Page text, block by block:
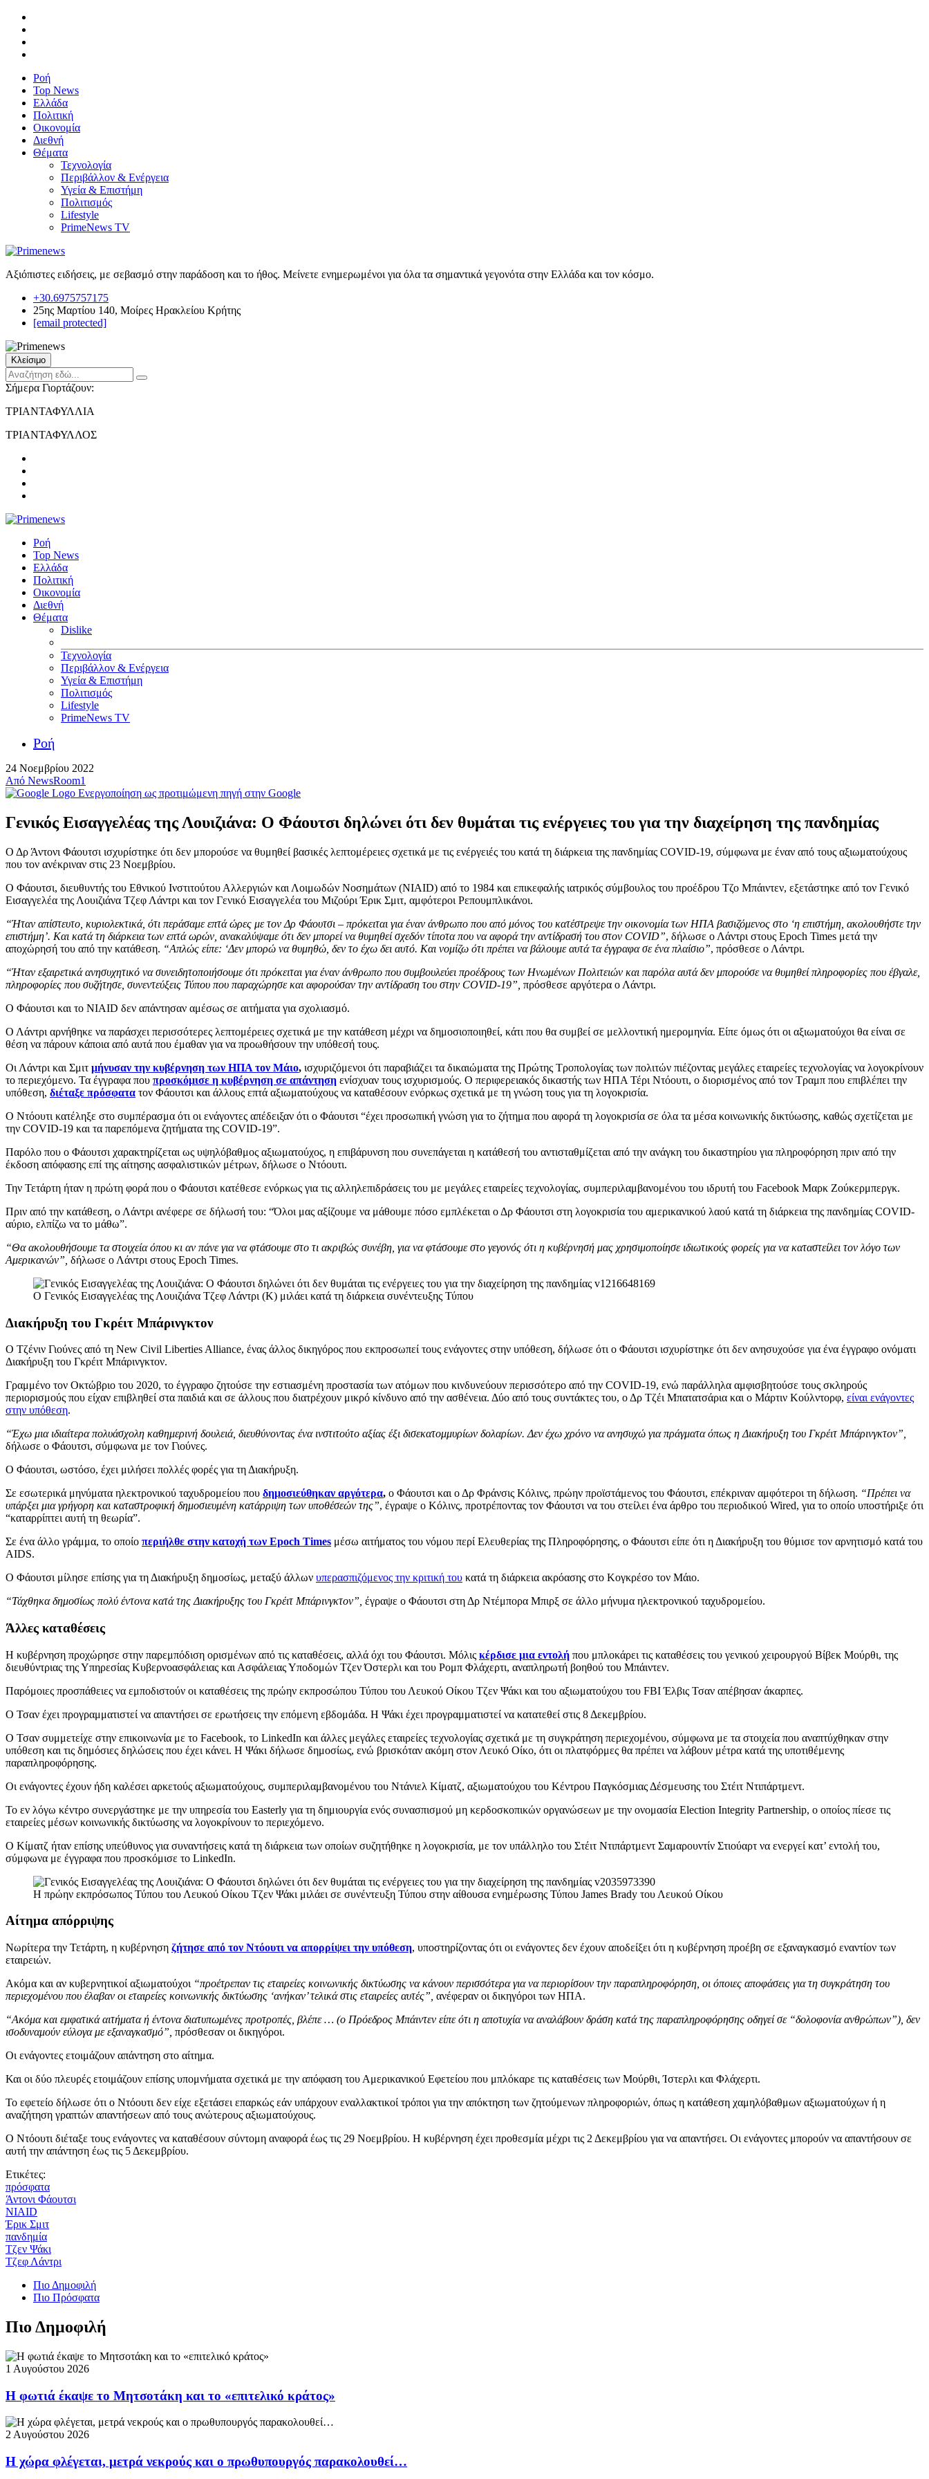
Ροή
Top News
Ελλάδα
Πολιτική
Οικονομία
Διεθνή
Θέματα
Τεχνολογία
Περιβάλλον & Ενέργεια
Υγεία & Επιστήμη
Πολιτισμός
Lifestyle
PrimeNews TV
Αξιόπιστες ειδήσεις, με σεβασμό στην παράδοση και το ήθος. Μείνετε ενημερωμένοι για όλα τα σημαντικά γεγονότα στην Ελλάδα και τον κόσμο.
+30.6975757175
25ης Μαρτίου 140, Μοίρες Ηρακλείου Κρήτης
[email protected]
Κλείσιμο
Σήμερα Γιορτάζουν:
ΤΡΙΑΝΤΑΦΥΛΛΙΑ
ΤΡΙΑΝΤΑΦΥΛΛΟΣ
Ροή
Top News
Ελλάδα
Πολιτική
Οικονομία
Διεθνή
Θέματα
Dislike
Τεχνολογία
Περιβάλλον & Ενέργεια
Υγεία & Επιστήμη
Πολιτισμός
Lifestyle
PrimeNews TV
Ροή
24 Νοεμβρίου 2022
Από NewsRoom1
Ενεργοποίηση ως προτιμώμενη πηγή στην Google
Γενικός Εισαγγελέας της Λουιζιάνα: Ο Φάουτσι δηλώνει ότι δεν θυμάται τις ενέργειες του για την διαχείρηση της πανδημίας
Ο Δρ Άντονι Φάουτσι ισχυρίστηκε ότι δεν μπορούσε να θυμηθεί βασικές λεπτομέρειες σχετικά με τις ενέργειές του κατά τη διάρκεια της πανδημίας COVID-19, σύμφωνα με έναν από τους αξιωματούχους
που τον ανέκριναν στις 23 Νοεμβρίου.
Ο Φάουτσι, διευθυντής του Εθνικού Ινστιτούτου Αλλεργιών και Λοιμωδών Νοσημάτων (NIAID) από το 1984 και επικεφαλής ιατρικός σύμβουλος του προέδρου Τζο Μπάιντεν, εξετάστηκε από τον Γενικό
Εισαγγελέα της Λουιζιάνα Τζεφ Λάντρι και τον Γενικό Εισαγγελέα του Μιζούρι Έρικ Σμιτ, αμφότεροι Ρεπουμπλικάνοι.
“Ήταν απίστευτο, κυριολεκτικά, ότι περάσαμε επτά ώρες με τον Δρ Φάουτσι – πρόκειται για έναν άνθρωπο που από μόνος του κατέστρεψε την οικονομία των ΗΠΑ βασιζόμενος στο ‘η επιστήμη, ακολουθήστε την
επιστήμη’. Και κατά τη διάρκεια των επτά ωρών, ανακαλύψαμε ότι δεν μπορεί να θυμηθεί σχεδόν τίποτα που να αφορά την αντίδρασή του στον COVID”, δήλωσε ο Λάντρι στους Epoch Times μετά την
αποχώρησή του από την κατάθεση. “Απλώς είπε: ‘Δεν μπορώ να θυμηθώ, δεν το έχω δει αυτό. Και νομίζω ότι πρέπει να βάλουμε αυτά τα έγγραφα σε ένα πλαίσιο”, πρόσθεσε ο Λάντρι.
“Ήταν εξαιρετικά ανησυχητικό να συνειδητοποιήσουμε ότι πρόκειται για έναν άνθρωπο που συμβουλεύει προέδρους των Ηνωμένων Πολιτειών και παρόλα αυτά δεν μπορούσε να θυμηθεί πληροφορίες που έβγαλε,
πληροφορίες που συζήτησε, συνεντεύξεις Τύπου που παραχώρησε και αφορούσαν την αντίδραση του στην COVID-19”, πρόσθεσε αργότερα ο Λάντρι.
Ο Φάουτσι και το NIAID δεν απάντησαν αμέσως σε αιτήματα για σχολιασμό.
Ο Λάντρι αρνήθηκε να παράσχει περισσότερες λεπτομέρειες σχετικά με την κατάθεση μέχρι να δημοσιοποιηθεί, κάτι που θα συμβεί σε μελλοντική ημερομηνία. Είπε όμως ότι οι αξιωματούχοι θα είναι σε
θέση να πάρουν κάποια από αυτά που έμαθαν για να προωθήσουν την υπόθεσή τους.
Οι Λάντρι και Σμιτ μήνυσαν την κυβέρνηση των ΗΠΑ τον Μάιο, ισχυριζόμενοι ότι παραβιάζει τα δικαιώματα της Πρώτης Τροπολογίας των πολιτών πιέζοντας μεγάλες εταιρείες τεχνολογίας να λογοκρίνουν
το περιεχόμενο. Τα έγγραφα που προσκόμισε η κυβέρνηση σε απάντηση ενίσχυαν τους ισχυρισμούς. Ο περιφερειακός δικαστής των ΗΠΑ Τέρι Ντόουτι, ο διορισμένος από τον Τραμπ που επιβλέπει την
υπόθεση, διέταξε πρόσφατα τον Φάουτσι και άλλους επτά αξιωματούχους να καταθέσουν ενόρκως σχετικά με τη γνώση τους για τη λογοκρισία.
Ο Ντόουτι κατέληξε στο συμπέρασμα ότι οι ενάγοντες απέδειξαν ότι ο Φάουτσι “έχει προσωπική γνώση για το ζήτημα που αφορά τη λογοκρισία σε όλα τα μέσα κοινωνικής δικτύωσης, καθώς σχετίζεται με
την COVID-19 και τα παρεπόμενα ζητήματα της COVID-19”.
Παρόλο που ο Φάουτσι χαρακτηρίζεται ως υψηλόβαθμος αξιωματούχος, η επιβάρυνση που συνεπάγεται η κατάθεσή του αντισταθμίζεται από την ανάγκη του δικαστηρίου για πληροφόρηση πριν από την
έκδοση απόφασης επί της αίτησης ασφαλιστικών μέτρων, δήλωσε ο Ντόουτι.
Την Τετάρτη ήταν η πρώτη φορά που ο Φάουτσι κατέθεσε ενόρκως για τις αλληλεπιδράσεις του με μεγάλες εταιρείες τεχνολογίας, συμπεριλαμβανομένου του ιδρυτή του Facebook Μαρκ Ζούκερμπεργκ.
Πριν από την κατάθεση, ο Λάντρι ανέφερε σε δήλωσή του: “Όλοι μας αξίζουμε να μάθουμε πόσο εμπλέκεται ο Δρ Φάουτσι στη λογοκρισία του αμερικανικού λαού κατά τη διάρκεια της πανδημίας COVID-
αύριο, ελπίζω να το μάθω”.
“Θα ακολουθήσουμε τα στοιχεία όπου κι αν πάνε για να φτάσουμε στο τι ακριβώς συνέβη, για να φτάσουμε στο γεγονός ότι η κυβέρνησή μας χρησιμοποίησε ιδιωτικούς φορείς για να καταστείλει τον λόγο των
Αμερικανών”, δήλωσε ο Λάντρι στους Epoch Times.
Ο Γενικός Εισαγγελέας της Λουιζιάνα Τζεφ Λάντρι (Κ) μιλάει κατά τη διάρκεια συνέντευξης Τύπου
Διακήρυξη του Γκρέιτ Μπάρινγκτον
Ο Τζένιν Γιούνες από τη New Civil Liberties Alliance, ένας άλλος δικηγόρος που εκπροσωπεί τους ενάγοντες στην υπόθεση, δήλωσε ότι ο Φάουτσι ισχυρίστηκε ότι δεν ανησυχούσε για ένα έγγραφο ονόματι
Διακήρυξη του Γκρέιτ Μπάρινγκτον.
Γραμμένο τον Οκτώβριο του 2020, το έγγραφο ζητούσε την εστιασμένη προστασία των ατόμων που κινδυνεύουν περισσότερο από την COVID-19, ενώ παράλληλα αμφισβητούσε τους σκληρούς
περιορισμούς που είχαν επιβληθεί στα παιδιά και σε άλλους που διατρέχουν μικρό κίνδυνο από την ασθένεια. Δύο από τους συντάκτες του, ο Δρ Τζέι Μπατατσάρια και ο Μάρτιν Κούλντορφ, είναι ενάγοντες
στην υπόθεση.
“Έχω μια ιδιαίτερα πολυάσχολη καθημερινή δουλειά, διευθύνοντας ένα ινστιτούτο αξίας έξι δισεκατομμυρίων δολαρίων. Δεν έχω χρόνο να ανησυχώ για πράγματα όπως η Διακήρυξη του Γκρέιτ Μπάρινγκτον”,
δήλωσε ο Φάουτσι, σύμφωνα με τον Γιούνες.
Ο Φάουτσι, ωστόσο, έχει μιλήσει πολλές φορές για τη Διακήρυξη.
Σε εσωτερικά μηνύματα ηλεκτρονικού ταχυδρομείου που δημοσιεύθηκαν αργότερα, ο Φάουτσι και ο Δρ Φράνσις Κόλινς, πρώην προϊστάμενος του Φάουτσι, επέκριναν αμφότεροι τη δήλωση. “Πρέπει να
υπάρξει μια γρήγορη και καταστροφική δημοσιευμένη κατάρριψη των υποθέσεών της”, έγραψε ο Κόλινς, προτρέποντας τον Φάουτσι να του στείλει ένα άρθρο του περιοδικού Wired, για το οποίο υποστήριξε ότι
“καταρρίπτει αυτή τη θεωρία”.
Σε ένα άλλο γράμμα, το οποίο περιήλθε στην κατοχή των Epoch Times μέσω αιτήματος του νόμου περί Ελευθερίας της Πληροφόρησης, ο Φάουτσι είπε ότι η Διακήρυξη του θύμισε τον αρνητισμό κατά του
AIDS.
Ο Φάουτσι μίλησε επίσης για τη Διακήρυξη δημοσίως, μεταξύ άλλων υπερασπιζόμενος την κριτική του κατά τη διάρκεια ακρόασης στο Κογκρέσο τον Μάιο.
“Τάχθηκα δημοσίως πολύ έντονα κατά της Διακήρυξης του Γκρέιτ Μπάρινγκτον”, έγραψε ο Φάουτσι στη Δρ Ντέμπορα Μπιρξ σε άλλο μήνυμα ηλεκτρονικού ταχυδρομείου.
Άλλες καταθέσεις
Η κυβέρνηση προχώρησε στην παρεμπόδιση ορισμένων από τις καταθέσεις, αλλά όχι του Φάουτσι. Μόλις κέρδισε μια εντολή που μπλοκάρει τις καταθέσεις του γενικού χειρουργού Βίβεκ Μούρθι, της
διευθύντριας της Υπηρεσίας Κυβερνοασφάλειας και Ασφάλειας Υποδομών Τζεν Όστερλι και του Ρομπ Φλάχερτι, αναπληρωτή βοηθού του Μπάιντεν.
Παρόμοιες προσπάθειες να εμποδιστούν οι καταθέσεις της πρώην εκπροσώπου Τύπου του Λευκού Οίκου Τζεν Ψάκι και του αξιωματούχου του FBI Έλβις Τσαν απέβησαν άκαρπες.
Ο Τσαν έχει προγραμματιστεί να απαντήσει σε ερωτήσεις την επόμενη εβδομάδα. Η Ψάκι έχει προγραμματιστεί να κατατεθεί στις 8 Δεκεμβρίου.
Ο Τσαν συμμετείχε στην επικοινωνία με το Facebook, το LinkedIn και άλλες μεγάλες εταιρείες τεχνολογίας σχετικά με τη συγκράτηση περιεχομένου, σύμφωνα με τα στοιχεία που αναπτύχθηκαν στην
υπόθεση και τις δημόσιες δηλώσεις που έχει κάνει. Η Ψάκι δήλωσε δημοσίως, ενώ βρισκόταν ακόμη στον Λευκό Οίκο, ότι οι πλατφόρμες θα πρέπει να λάβουν μέτρα κατά της υποτιθέμενης
παραπληροφόρησης.
Οι ενάγοντες έχουν ήδη καλέσει αρκετούς αξιωματούχους, συμπεριλαμβανομένου του Ντάνιελ Κίματζ, αξιωματούχου του Κέντρου Παγκόσμιας Δέσμευσης του Στέιτ Ντιπάρτμεντ.
Το εν λόγω κέντρο συνεργάστηκε με την υπηρεσία του Easterly για τη δημιουργία ενός συνασπισμού μη κερδοσκοπικών οργανώσεων με την ονομασία Election Integrity Partnership, ο οποίος πίεσε τις
εταιρείες μέσων κοινωνικής δικτύωσης να λογοκρίνουν το περιεχόμενο.
Ο Κίματζ ήταν επίσης υπεύθυνος για συναντήσεις κατά τη διάρκεια των οποίων συζητήθηκε η λογοκρισία, με τον υπάλληλο του Στέιτ Ντιπάρτμεντ Σαμαρουντίν Στιούαρτ να ενεργεί κατ’ εντολή του,
σύμφωνα με έγγραφα που προσκόμισε το LinkedIn.
Η πρώην εκπρόσωπος Τύπου του Λευκού Οίκου Τζεν Ψάκι μιλάει σε συνέντευξη Τύπου στην αίθουσα ενημέρωσης Τύπου James Brady του Λευκού Οίκου
Αίτημα απόρριψης
Νωρίτερα την Τετάρτη, η κυβέρνηση ζήτησε από τον Ντόουτι να απορρίψει την υπόθεση, υποστηρίζοντας ότι οι ενάγοντες δεν έχουν αποδείξει ότι η κυβέρνηση προέβη σε εξαναγκασμό εναντίον των
εταιρειών.
Ακόμα και αν κυβερνητικοί αξιωματούχοι “προέτρεπαν τις εταιρείες κοινωνικής δικτύωσης να κάνουν περισσότερα για να περιορίσουν την παραπληροφόρηση, οι όποιες αποφάσεις για τη συγκράτηση του
περιεχομένου που έλαβαν οι εταιρείες κοινωνικής δικτύωσης ‘ανήκαν’ τελικά στις εταιρείες αυτές”, ανέφεραν οι δικηγόροι των ΗΠΑ.
“Ακόμα και εμφατικά αιτήματα ή έντονα διατυπωμένες προτροπές, βλέπε … (ο Πρόεδρος Μπάιντεν είπε ότι η αποτυχία να αναλάβουν δράση κατά της παραπληροφόρησης οδηγεί σε “δολοφονία ανθρώπων”), δεν
ισοδυναμούν εύλογα με εξαναγκασμό”, πρόσθεσαν οι δικηγόροι.
Οι ενάγοντες ετοιμάζουν απάντηση στο αίτημα.
Και οι δύο πλευρές ετοιμάζουν επίσης υπομνήματα σχετικά με την απόφαση του Αμερικανικού Εφετείου που μπλόκαρε τις καταθέσεις των Μούρθι, Ίστερλι και Φλάχερτι.
Το εφετείο δήλωσε ότι ο Ντόουτι δεν είχε εξετάσει επαρκώς εάν υπάρχουν εναλλακτικοί τρόποι για την απόκτηση των ζητούμενων πληροφοριών, όπως η κατάθεση χαμηλόβαθμων αξιωματούχων ή η
αναζήτηση γραπτών απαντήσεων από τους ανώτερους αξιωματούχους.
Ο Ντόουτι διέταξε τους ενάγοντες να καταθέσουν σύντομη αναφορά έως τις 29 Νοεμβρίου. Η κυβέρνηση έχει προθεσμία μέχρι τις 2 Δεκεμβρίου για να απαντήσει. Οι ενάγοντες μπορούν να απαντήσουν σε
αυτή την απάντηση έως τις 5 Δεκεμβρίου.
Ετικέτες:
πρόσφατα
Άντονι Φάουτσι
NIAID
Έρικ Σμιτ
πανδημία
Τζεν Ψάκι
Τζεφ Λάντρι
Πιο Δημοφιλή
Πιο Πρόσφατα
Πιο Δημοφιλή
1 Αυγούστου 2026
Η φωτιά έκαψε το Μητσοτάκη και το «επιτελικό κράτος»
2 Αυγούστου 2026
Η χώρα φλέγεται, μετρά νεκρούς και ο πρωθυπουργός παρακολουθεί…